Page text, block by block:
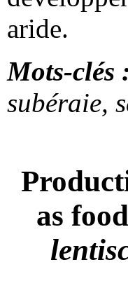
aride.
Mots-clés
subéraie,
as